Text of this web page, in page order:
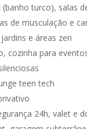
turco), salas
de musculação e
e áreas zen
cozinha para
teen tech
24h, valet e